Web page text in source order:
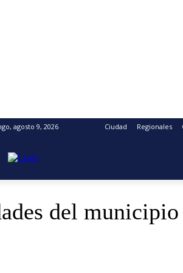
agosto 9, 2026 Ciudad Regionales
del